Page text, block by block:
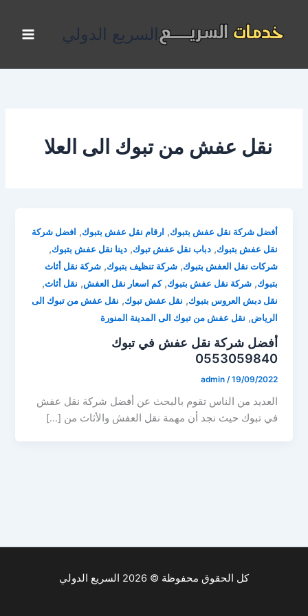
المحتوى
السريع الدولي
نقل عفش من تبوك الى العلا
أفضل شركة نقل عفش بتبوك, ارقام نقل عفش بتبوك, افضل شركة
نقل عفش بتبوك,دباب نقل عفش تبوك,دينا نقل عفش بتبوك,
شركات نقل العفش بتبوك,شركة تنظيف بتبوك,شركة نقل أثاث
بتبوك,شركة نقل عفش بتبوك,كم اسعار نقل العفش, نقل أثاث,
نقل دبش العروس بتبوك, نقل عفش تبوك, نقل عفش من تبوك الى
الرياض, نقل عفش من تبوك الى المدينة المنورة
أفضل شركة نقل عفش في تبوك
0553059840
admin /19/09/2022
العديد من الناس تقوم بالبحث عن أفضل شركة نقل عفش
في تبوك حيث نجد أن مهمة نقل العفش والأثاث من […]
كل الحقوق محفوظة © 2026 السريع الدولي